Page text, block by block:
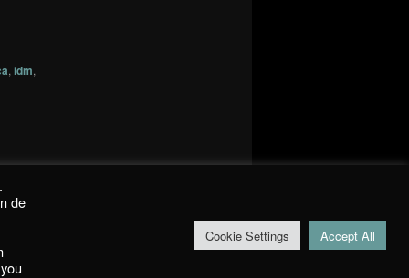
, idm,
de
Cookie Settings Accept All